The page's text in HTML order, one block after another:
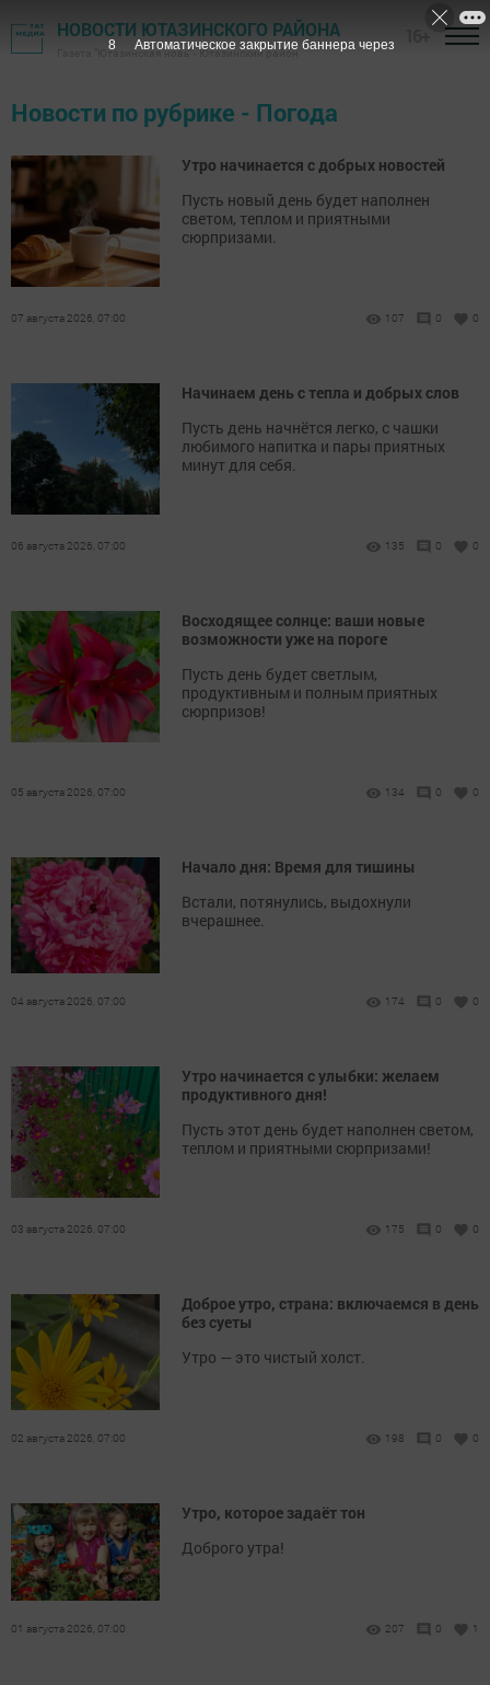
НОВОСТИ ЮТАЗИНСКОГО РАЙОНА
Газета "Ютазинская новь" - Ютазинский район
Новости по рубрике - Погода
Утро начинается с добрых новостей
Пусть новый день будет наполнен
светом, теплом и приятными
сюрпризами.
07 августа 2026, 07:00 107 0 0
Начинаем день с тепла и добрых слов
Пусть день начнётся легко, с чашки
любимого напитка и пары приятных
минут для себя.
06 августа 2026, 07:00 135 0 0
Восходящее солнце: ваши новые
возможности уже на пороге
Пусть день будет светлым,
продуктивным и полным приятных
сюрпризов!
05 августа 2026, 07:00 134 0 0
Начало дня: Время для тишины
Встали, потянулись, выдохнули
вчерашнее.
04 августа 2026, 07:00 174 0 0
Утро начинается с улыбки: желаем
продуктивного дня!
Пусть этот день будет наполнен светом,
теплом и приятными сюрпризами!
03 августа 2026, 07:00 175 0 0
Доброе утро, страна: включаемся в день
без суеты
Утро — это чистый холст.
02 августа 2026, 07:00 198 0 0
Утро, которое задаёт тон
Доброго утра!
01 августа 2026, 07:00 207 0 1
7 Автоматическое закрытие баннера через